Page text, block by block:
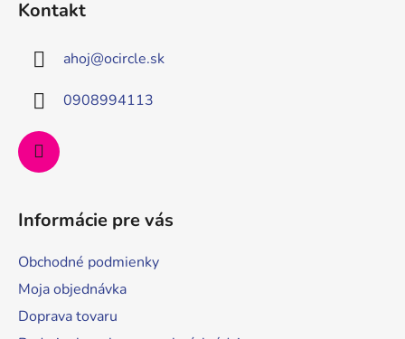
Kontakt
ahoj@ocircle.sk
0908994113
Informácie pre vás
Obchodné podmienky
Moja objednávka
Doprava tovaru